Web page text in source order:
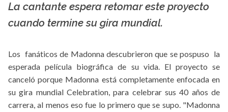
La cantante espera retomar este proyecto
cuando termine su gira mundial.
Los fanáticos de Madonna descubrieron que se pospuso la
esperada película biográfica de su vida. El proyecto se
canceló porque Madonna está completamente enfocada en
su gira mundial Celebration, para celebrar sus 40 años de
carrera, al menos eso fue lo primero que se supo. "Madonna